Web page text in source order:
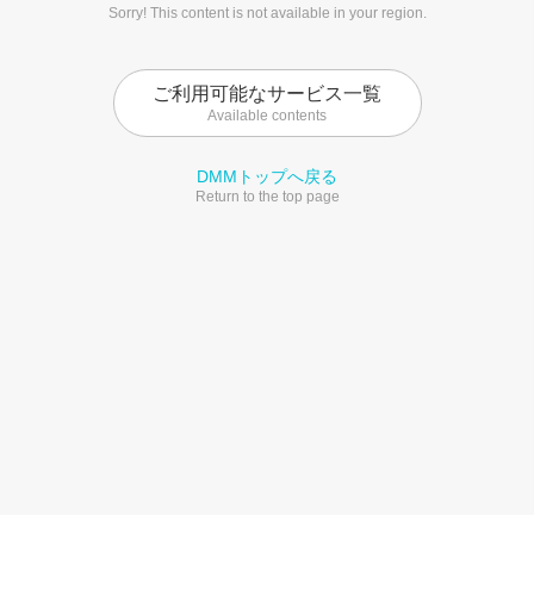
Sorry! This content is not available in your region.
ご利用可能なサービス一覧
Available contents
DMMトップへ戻る
Return to the top page